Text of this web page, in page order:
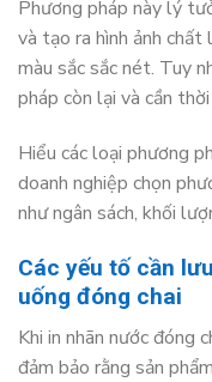
Phương pháp này lý
và tạo ra hình ảnh
màu sắc sắc nét. Tuy
pháp còn lại và cần
Hiểu các loại phương
doanh nghiệp chọn
như ngân sách, khối
Các yếu tố cần
uống đóng chai
Khi in nhãn nước đóng
đảm bảo rằng sản